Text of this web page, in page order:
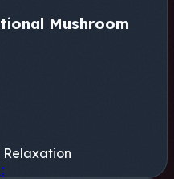
Mushroom
Relaxation